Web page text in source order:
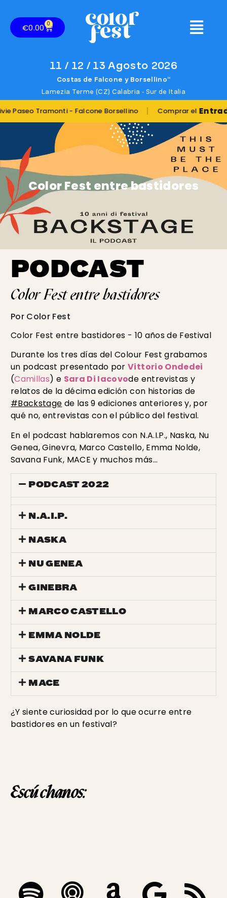
€0.00 0
11 / 12 / 13 Agosto 2026
Costas de Falcone y Borsellino“
Lamezia Terme (CZ) Calabria - Sur de Italia
Tramonti - Falcone Borsellino | Comprar elEntradas
Color Fest entre bastidores
PODCAST
Color Fest entre bastidores
Por Color Fest
Color Fest entre bastidores - 10 años de Festival
Durante los tres días del Colour Fest grabamos
un podcast presentado porVittorio Ondedei
(Camillas) e Sara Di Iacovode entrevistas y
relatos de la décima edición con historias de
#Backstage de las 9 ediciones anteriores y, por
qué no, entrevistas con el público del festival.
En el podcast hablaremos con N.A.I.P., Naska, Nu
Genea, Ginevra, Marco Castello, Emma Nolde,
Savana Funk, MACE y muchos más...
PODCAST 2022
N.A.I.P.
NASKA
NU GENEA
GINEBRA
MARCO CASTELLO
EMMA NOLDE
SAVANA FUNK
MACE
¿Y siente curiosidad por lo que ocurre entre
bastidores en un festival?
Escúchanos: